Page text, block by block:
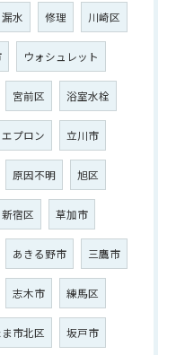
漏水 修理 川崎区
ウォシュレット
宮前区 浴室水栓
エプロン 立川市
原因不明 旭区
新宿区 草加市
あきる野市 三鷹市
志木市 練馬区
市北区 坂戸市